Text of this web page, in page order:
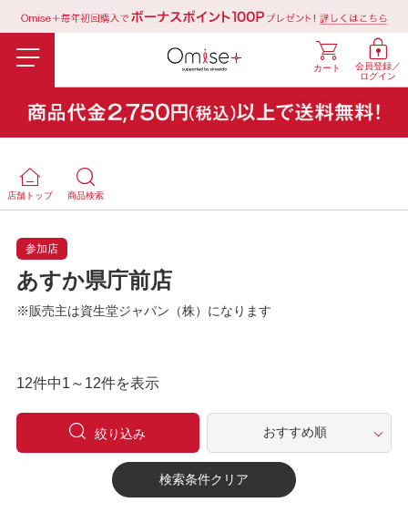
会員登録／
ログイン
カート
店舗トップ 商品検索
参加店
あすか県庁前店
※販売主は資生堂ジャパン（株）になります
12件中1～12件を表示
絞り込み
検索条件クリア